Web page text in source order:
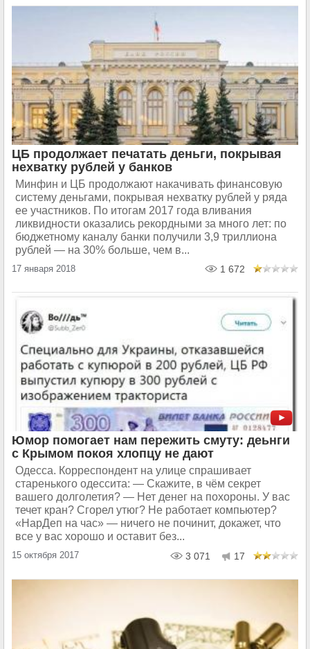
ЦБ продолжает печатать деньги, покрывая
нехватку рублей у банков
Минфин и ЦБ продолжают накачивать финансовую
систему деньгами, покрывая нехватку рублей у ряда
ее участников. По итогам 2017 года вливания
ликвидности оказались рекордными за много лет: по
бюджетному каналу банки получили 3,9 триллиона
рублей — на 30% больше, чем в...
17 января 2018 1 672
Юмор помогает нам пережить смуту: деьнги
с Крымом покоя хлопцу не дают
Одесса. Корреспондент на улице спрашивает
старенького одессита: — Скажите, в чём секрет
вашего долголетия? — Нет денег на похороны. У вас
течет кран? Сгорел утюг? Не работает компьютер?
«НарДеп на час» — ничего не починит, докажет, что
все у вас хорошо и оставит без...
15 октября 2017 3 071 17